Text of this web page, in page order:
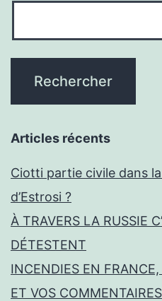
Articles récents
Ciotti partie civile dans
d’Estrosi ?
À TRAVERS LA RUSSIE
DÉTESTENT
INCENDIES EN
ET VOS COMMENTAIRES